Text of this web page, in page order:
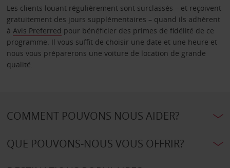
Les clients louant régulièrement sont surclassés – et reçoivent
gratuitement des jours supplémentaires – quand ils adhèrent
à Avis Preferred pour bénéficier des primes de fidélité de ce
programme. Il vous suffit de choisir une date et une heure et
nous vous préparerons une voiture de location de grande
qualité.
COMMENT POUVONS NOUS AIDER?
QUE POUVONS-NOUS VOUS OFFRIR?